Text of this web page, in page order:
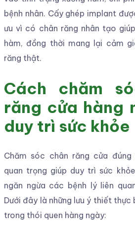
bệnh nhân. Cấy ghép implant
ưu vì có chân răng nhân tạo
hàm, đồng thời mang lại cảm
răng thật.
Cách chăm
răng cửa hàng
duy trì sức khỏe
Chăm sóc chân răng cửa
quan trọng giúp duy trì sức
ngăn ngừa các bệnh lý liên
Dưới đây là những lưu ý thiết thực
trong thói quen hàng ngày: